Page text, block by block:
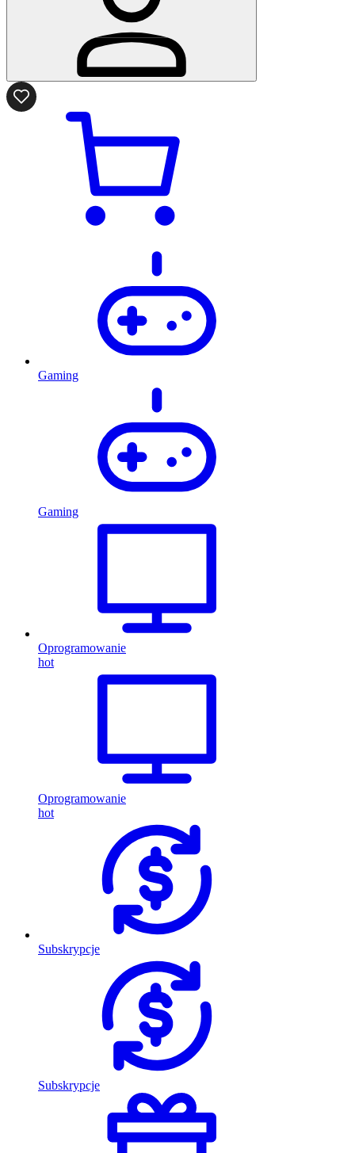
Gaming
Gaming
Oprogramowanie
hot
Oprogramowanie
hot
Subskrypcje
Subskrypcje